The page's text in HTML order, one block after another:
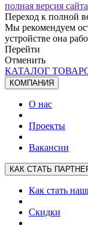
полная версия сайта
Переход к полной
Мы рекомендуем
устройстве она
Перейти
Отменить
КАТАЛОГ
КОМПАНИЯ
О нас
Проекты
Вакансии
КАК СТАТЬ
Как стать
Скидки